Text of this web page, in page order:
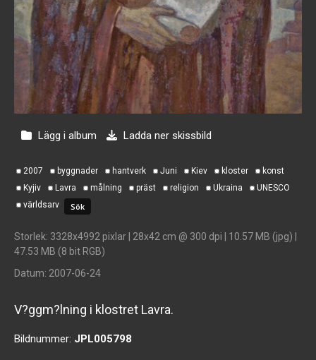
Lägg i album Ladda ner skissbild
2007 byggnader hantverk Juni Kiev kloster
konst
Kyjiv
Lavra målning präst religion Ukraina
UNESCO
världsarv
Storlek: 3328x4992 pixlar | 28x42 cm @ 300 dpi | 10.57 MB (jpg) |
47.53 MB (8 bit RGB)
Datum: 2007-06-24
V?ggm?lning i klostret Lavra.
Bildnummer: JPL005798